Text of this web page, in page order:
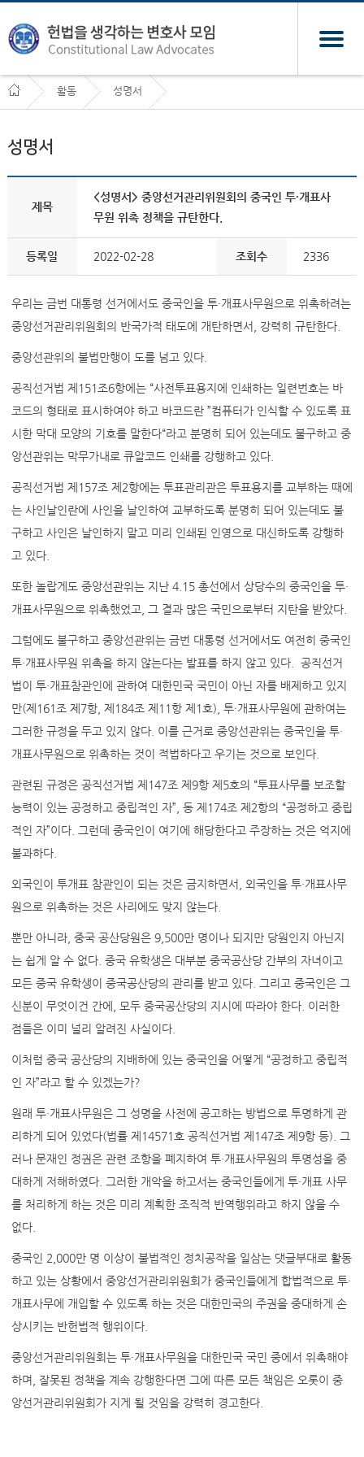
활동 성명서
성명서
제목
<성명서> 중앙선거관리위원회의 중국인 투·개표사
무원 위촉 정책을 규탄한다.
등록일 2022-02-28 조회수 2336
우리는 금번 대통령 선거에서도 중국인을 투·개표사무원으로 위촉하려는
중앙선거관리위원회의 반국가적 태도에 개탄하면서, 강력히 규탄한다.
중앙선관위의 불법만행이 도를 넘고 있다.
공직선거법 제151조6항에는 “사전투표용지에 인쇄하는 일련번호는 바
코드의 형태로 표시하여야 하고 바코드란 ”컴퓨터가 인식할 수 있도록 표
시한 막대 모양의 기호를 말한다“라고 분명히 되어 있는데도 불구하고 중
앙선관위는 막무가내로 큐알코드 인쇄를 강행하고 있다.
공직선거법 제157조 제2항에는 투표관리관은 투표용지를 교부하는 때에
는 사인날인란에 사인을 날인하여 교부하도록 분명히 되어 있는데도 불
구하고 사인은 날인하지 말고 미리 인쇄된 인영으로 대신하도록 강행하
고 있다.
또한 놀랍게도 중앙선관위는 지난 4.15 총선에서 상당수의 중국인을 투·
개표사무원으로 위촉했었고, 그 결과 많은 국민으로부터 지탄을 받았다.
그럼에도 불구하고 중앙선관위는 금번 대통령 선거에서도 여전히 중국인
투·개표사무원 위촉을 하지 않는다는 발표를 하지 않고 있다. 공직선거
법이 투·개표참관인에 관하여 대한민국 국민이 아닌 자를 배제하고 있지
만(제161조 제7항, 제184조 제11항 제1호), 투·개표사무원에 관하여는
그러한 규정을 두고 있지 않다. 이를 근거로 중앙선관위는 중국인을 투·
개표사무원으로 위촉하는 것이 적법하다고 우기는 것으로 보인다.
관련된 규정은 공직선거법 제147조 제9항 제5호의 “투표사무를 보조할
능력이 있는 공정하고 중립적인 자”, 동 제174조 제2항의 “공정하고 중립
적인 자”이다. 그런데 중국인이 여기에 해당한다고 주장하는 것은 억지에
불과하다.
외국인이 투개표 참관인이 되는 것은 금지하면서, 외국인을 투·개표사무
원으로 위촉하는 것은 사리에도 맞지 않는다.
뿐만 아니라, 중국 공산당원은 9,500만 명이나 되지만 당원인지 아닌지
는 쉽게 알 수 없다. 중국 유학생은 대부분 중국공산당 간부의 자녀이고
모든 중국 유학생이 중국공산당의 관리를 받고 있다. 그리고 중국인은 그
신분이 무엇이건 간에, 모두 중국공산당의 지시에 따라야 한다. 이러한
점들은 이미 널리 알려진 사실이다.
이처럼 중국 공산당의 지배하에 있는 중국인을 어떻게 “공정하고 중립적
인 자”라고 할 수 있겠는가?
원래 투·개표사무원은 그 성명을 사전에 공고하는 방법으로 투명하게 관
리하게 되어 있었다(법률 제14571호 공직선거법 제147조 제9항 등). 그
러나 문재인 정권은 관련 조항을 폐지하여 투·개표사무원의 투명성을 중
대하게 저해하였다. 그러한 개악을 하고서는 중국인들에게 투·개표 사무
를 처리하게 하는 것은 미리 계획한 조직적 반역행위라고 하지 않을 수
없다.
중국인 2,000만 명 이상이 불법적인 정치공작을 일삼는 댓글부대로 활동
하고 있는 상황에서 중앙선거관리위원회가 중국인들에게 합법적으로 투·
개표사무에 개입할 수 있도록 하는 것은 대한민국의 주권을 중대하게 손
상시키는 반헌법적 행위이다.
중앙선거관리위원회는 투·개표사무원을 대한민국 국민 중에서 위촉해야
하며, 잘못된 정책을 계속 강행한다면 그에 따른 모든 책임은 오롯이 중
앙선거관리위원회가 지게 될 것임을 강력히 경고한다.